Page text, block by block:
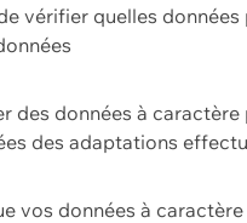
vérifier quelles
données à
des adaptations
vos données à